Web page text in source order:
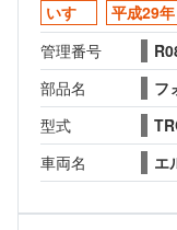
いすゞ
平成29年
管理番号
部品名
フ
型式
車両名
エ